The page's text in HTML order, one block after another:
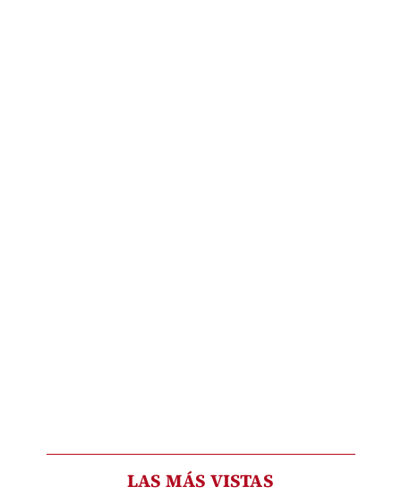
LAS MÁS VISTAS